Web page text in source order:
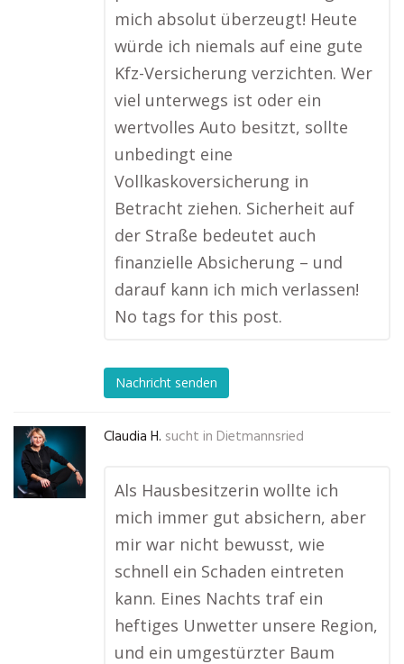
mich absolut überzeugt! Heute
würde ich niemals auf eine gute
Kfz-Versicherung verzichten. Wer
viel unterwegs ist oder ein
wertvolles Auto besitzt, sollte
unbedingt eine
Vollkaskoversicherung in
Betracht ziehen. Sicherheit auf
der Straße bedeutet auch
finanzielle Absicherung – und
darauf kann ich mich verlassen!
No tags for this post.
Nachricht senden
Claudia H. sucht in Dietmannsried
Als Hausbesitzerin wollte ich
mich immer gut absichern, aber
mir war nicht bewusst, wie
schnell ein Schaden eintreten
kann. Eines Nachts traf ein
heftiges Unwetter unsere Region,
und ein umgestürzter Baum